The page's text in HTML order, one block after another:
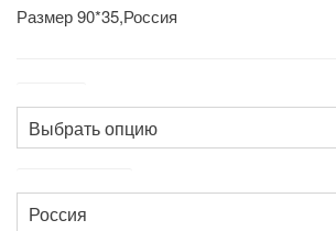
Размер 90*35,Россия